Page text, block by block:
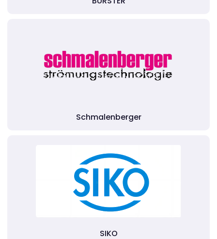
Schmalenberger
SIKO